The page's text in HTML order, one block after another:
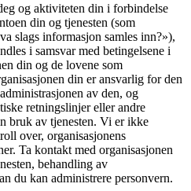
og aktiviteten din i forbindelse
din og tjenesten (som
slags informasjon samles inn?»),
i samsvar med betingelsene i
din og de lovene som
din er ansvarlig for den
av den, og
retningslinjer eller andre
bruk av tjenesten. Vi er ikke
over, organisasjonens
Ta kontakt med organisasjonen
behandling av
du kan administrere personvern.